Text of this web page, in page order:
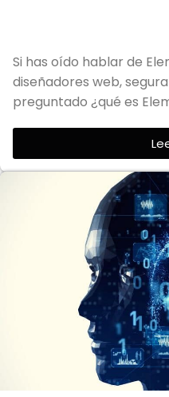
Si has oído hablar de
diseñadores web,
preguntado ¿qué es